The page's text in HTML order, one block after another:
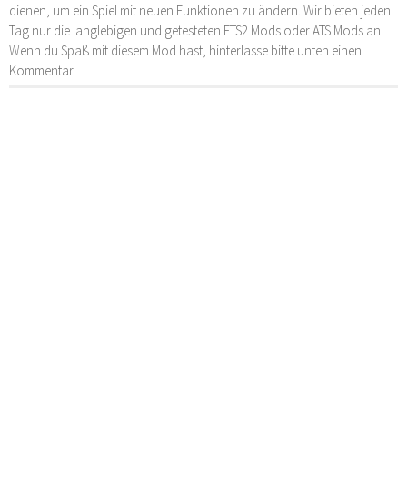
dienen, um ein Spiel mit neuen Funktionen zu ändern. Wir bieten jeden
Tag nur die langlebigen und getesteten ETS2 Mods oder ATS Mods an.
Wenn du Spaß mit diesem Mod hast, hinterlasse bitte unten einen
Kommentar.